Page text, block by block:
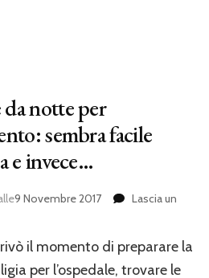
notte per
sembra facile
e invece…
9 Novembre 2017
Lascia un
il momento di preparare la
per l’ospedale, trovare le